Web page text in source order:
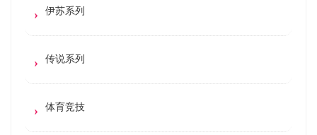
伊苏系列
传说系列
体育竞技